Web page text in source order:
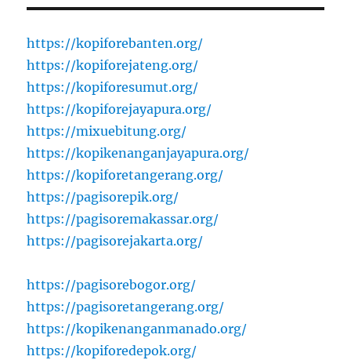
https://kopiforebanten.org/
https://kopiforejateng.org/
https://kopiforesumut.org/
https://kopiforejayapura.org/
https://mixuebitung.org/
https://kopikenanganjayapura.org/
https://kopiforetangerang.org/
https://pagisorepik.org/
https://pagisoremakassar.org/
https://pagisorejakarta.org/
https://pagisorebogor.org/
https://pagisoretangerang.org/
https://kopikenanganmanado.org/
https://kopiforedepok.org/